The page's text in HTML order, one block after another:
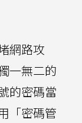
網路攻
一無二的
的密碼當
「密碼管